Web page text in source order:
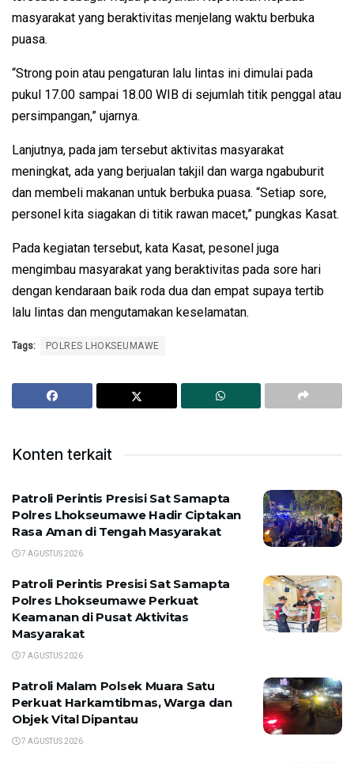
masyarakat yang beraktivitas menjelang waktu berbuka
puasa.
“Strong poin atau pengaturan lalu lintas ini dimulai pada
pukul 17.00 sampai 18.00 WIB di sejumlah titik penggal atau
persimpangan,” ujarnya.
Lanjutnya, pada jam tersebut aktivitas masyarakat
meningkat, ada yang berjualan takjil dan warga ngabuburit
dan membeli makanan untuk berbuka puasa. “Setiap sore,
personel kita siagakan di titik rawan macet,” pungkas Kasat.
Pada kegiatan tersebut, kata Kasat, pesonel juga
mengimbau masyarakat yang beraktivitas pada sore hari
dengan kendaraan baik roda dua dan empat supaya tertib
lalu lintas dan mengutamakan keselamatan.
Tags: POLRES LHOKSEUMAWE
Konten terkait
Patroli Perintis Presisi Sat Samapta
Polres Lhokseumawe Hadir Ciptakan
Rasa Aman di Tengah Masyarakat
7 AGUSTUS 2026
Patroli Perintis Presisi Sat Samapta
Polres Lhokseumawe Perkuat
Keamanan di Pusat Aktivitas
Masyarakat
7 AGUSTUS 2026
Patroli Malam Polsek Muara Satu
Perkuat Harkamtibmas, Warga dan
Objek Vital Dipantau
7 AGUSTUS 2026